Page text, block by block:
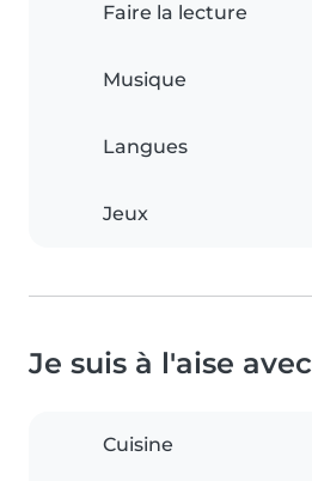
Faire la lecture
Musique
Langues
Jeux
Je suis à l'aise avec
Cuisine